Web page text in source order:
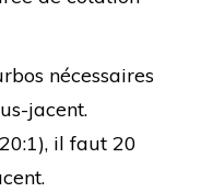
nécessaires
jacent.
il faut 20